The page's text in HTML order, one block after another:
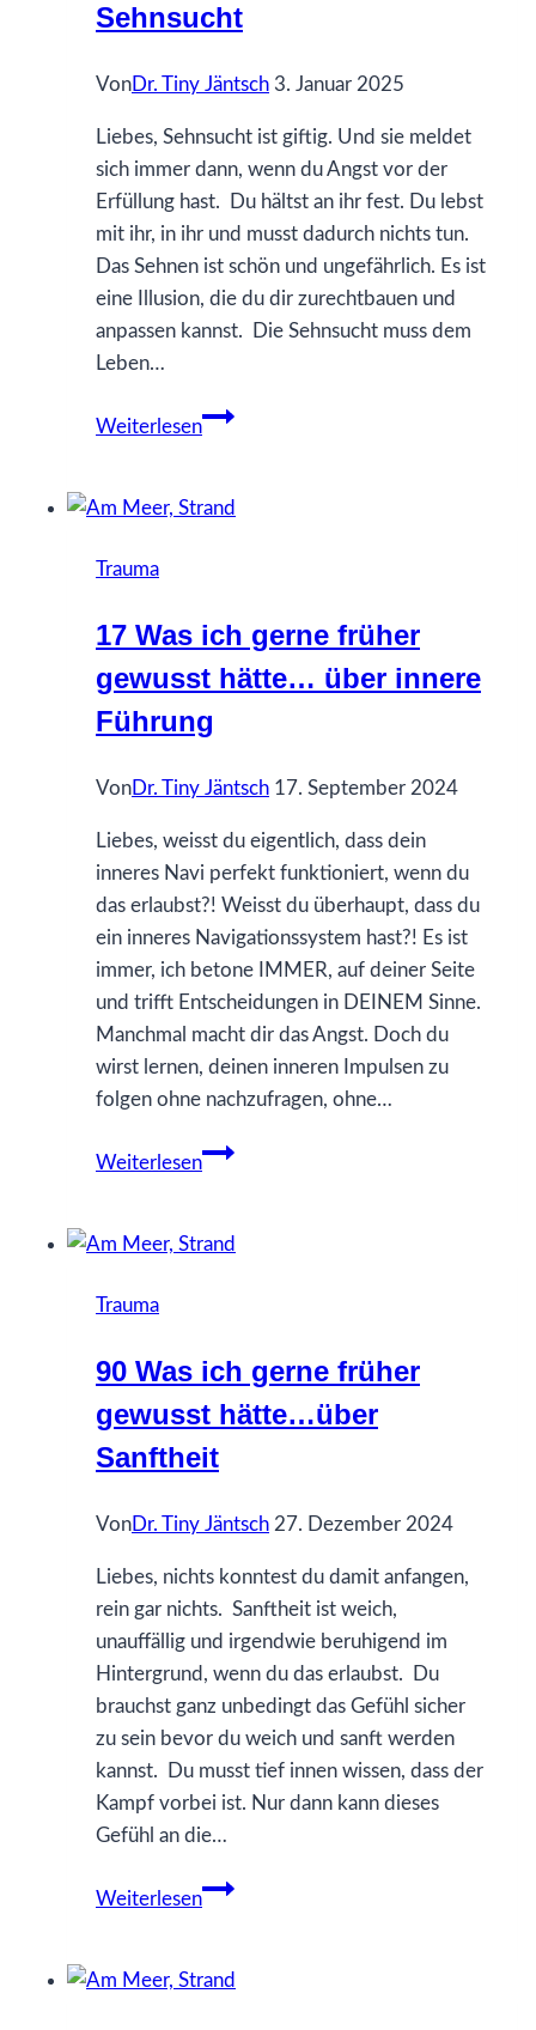
Sehnsucht
VonDr. Tiny Jäntsch 3. Januar 2025
Liebes, Sehnsucht ist giftig. Und sie meldet
sich immer dann, wenn du Angst vor der
Erfüllung hast. Du hältst an ihr fest. Du lebst
mit ihr, in ihr und musst dadurch nichts tun.
Das Sehnen ist schön und ungefährlich. Es ist
eine Illusion, die du dir zurechtbauen und
anpassen kannst. Die Sehnsucht muss dem
Leben…
Weiterlesen
95
gerne
über
Sehnsucht
Trauma
17 Was ich gerne früher
gewusst hätte… über innere
Führung
VonDr. Tiny Jäntsch 17. September 2024
Liebes, weisst du eigentlich, dass dein
inneres Navi perfekt funktioniert, wenn du
das erlaubst?! Weisst du überhaupt, dass du
ein inneres Navigationssystem hast?! Es ist
immer, ich betone IMMER, auf deiner Seite
und trifft Entscheidungen in DEINEM Sinne.
Manchmal macht dir das Angst. Doch du
wirst lernen, deinen inneren Impulsen zu
folgen ohne nachzufragen, ohne…
Weiterlesen
17
gerne
über
innere
Trauma
90 Was ich gerne früher
gewusst hätte…über
Sanftheit
VonDr. Tiny Jäntsch 27. Dezember 2024
Liebes, nichts konntest du damit anfangen,
rein gar nichts. Sanftheit ist weich,
unauffällig und irgendwie beruhigend im
Hintergrund, wenn du das erlaubst. Du
brauchst ganz unbedingt das Gefühl sicher
zu sein bevor du weich und sanft werden
kannst. Du musst tief innen wissen, dass der
Kampf vorbei ist. Nur dann kann dieses
Gefühl an die…
Weiterlesen
90
gerne